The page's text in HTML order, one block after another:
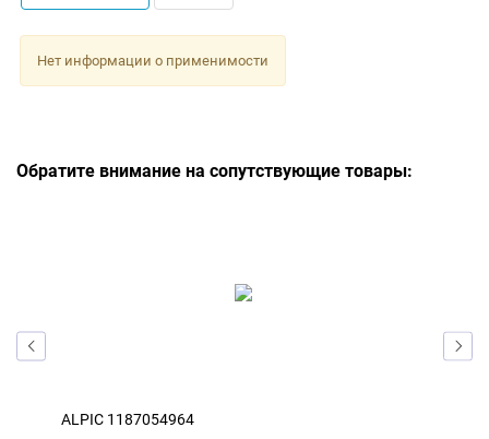
Нет информации о применимости
Обратите внимание на сопутствующие товары:
ALPIC 1187054964